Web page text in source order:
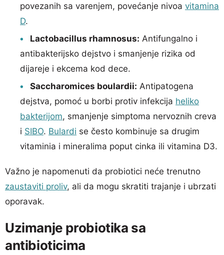
povezanih sa varenjem, povećanje nivoa vitamina
D.
Lactobacillus rhamnosus: Antifungalno i
antibakterijsko dejstvo i smanjenje rizika od
dijareje i ekcema kod dece.
Saccharomices boulardii: Antipatogena
dejstva, pomoć u borbi protiv infekcija heliko
bakterijom, smanjenje simptoma nervoznih creva
i SIBO. Bulardi se često kombinuje sa drugim
vitaminia i mineralima poput cinka ili vitamina D3.
Važno je napomenuti da probiotici neće trenutno
zaustaviti proliv, ali da mogu skratiti trajanje i ubrzati
oporavak.
Uzimanje probiotika sa
antibioticima